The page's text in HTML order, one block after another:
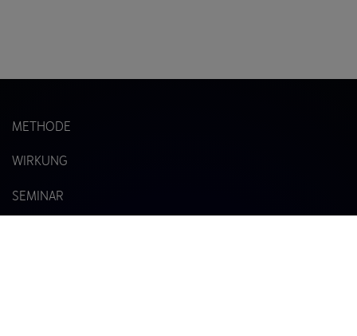
METHODE
WIRKUNG
SEMINAR